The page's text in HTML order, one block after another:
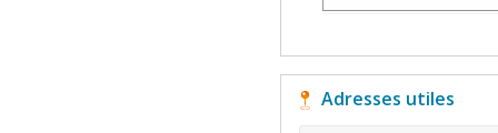
Adresses utiles